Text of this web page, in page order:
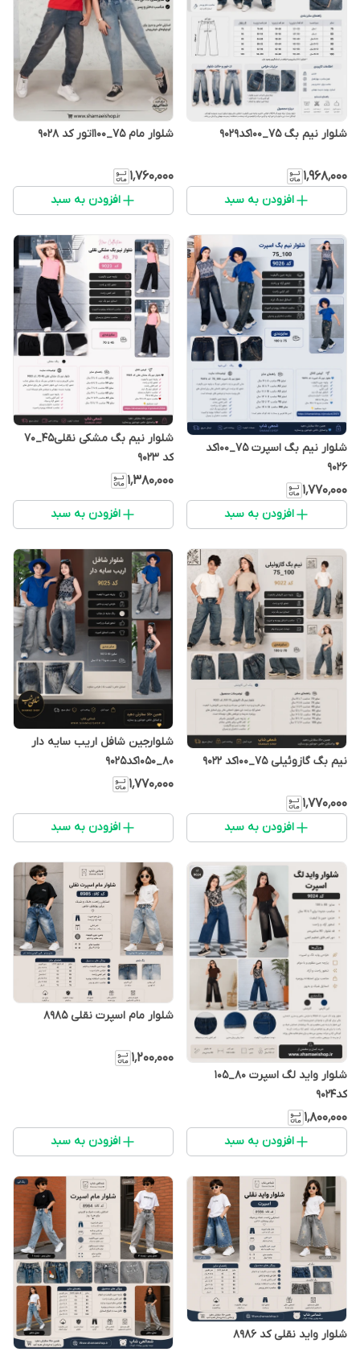
شلوار نیم بگ 75_100کد9029
۱٬۹۶۸٬۰۰۰
افزودن به سبد
شلوار مام 75_100اتور کد 9028
۱٬۷۶۰٬۰۰۰
افزودن به سبد
شلوار نیم بگ اسپرت 75_100کد
9026
۱٬۷۷۰٬۰۰۰
افزودن به سبد
شلوار نیم بگ مشکی نقلی45_70
کد 9023
۱٬۳۸۰٬۰۰۰
افزودن به سبد
نیم بگ گازوئیلی 75_100کد 9022
۱٬۷۷۰٬۰۰۰
افزودن به سبد
شلوارجین شافل اریب سایه دار
80_1050کد9025
۱٬۷۷۰٬۰۰۰
افزودن به سبد
شلوار واید لگ اسپرت 80_105
کد9024
۱٬۸۰۰٬۰۰۰
افزودن به سبد
شلوار مام اسپرت نقلی 8985
۱٬۲۰۰٬۰۰۰
افزودن به سبد
شلوار واید نقلی کد 8986